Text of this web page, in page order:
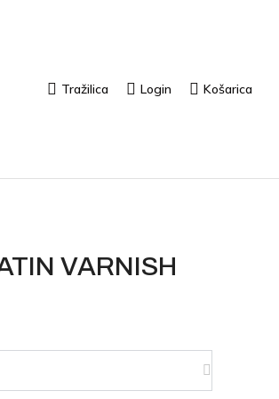
Tražilica Login Košarica
VARNISH